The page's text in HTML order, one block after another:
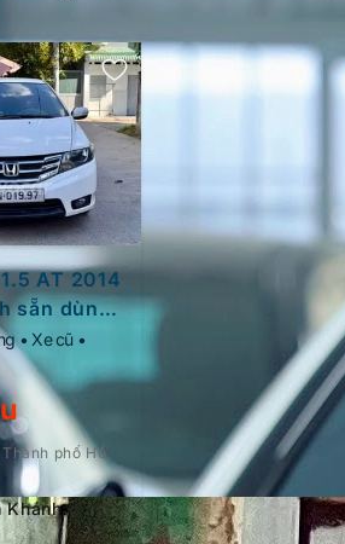
AT 2014
sẵn dùng
• Xe cũ •
phố Hồ
Khánh